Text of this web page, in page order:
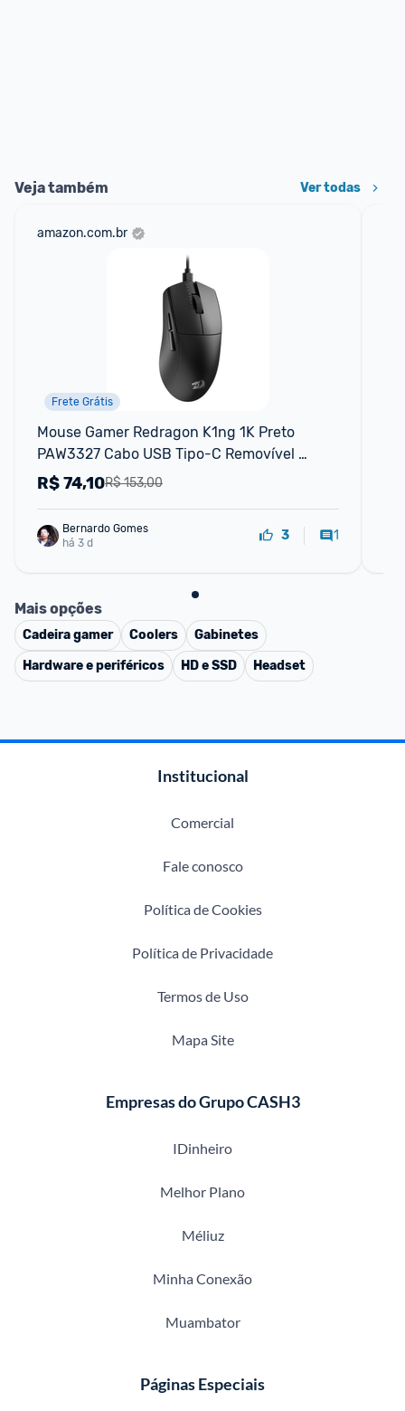
Veja também Ver todas
amazon.com.br
Frete Grátis
Mouse Gamer Redragon K1ng 1K Preto
PAW3327 Cabo USB Tipo-C Removível
12400 DPI M724
R$ 153,00
R$74,10
Bernardo Gomes
há 3 d
3 1
Mais opções
Cadeira gamer Coolers
Gabinetes
Hardware e periféricos
HD e SSD Headset
Institucional
Comercial
Fale conosco
Política de Cookies
Política de Privacidade
Termos de Uso
Mapa Site
Empresas do Grupo CASH3
IDinheiro
Melhor Plano
Méliuz
Minha Conexão
Muambator
Páginas Especiais